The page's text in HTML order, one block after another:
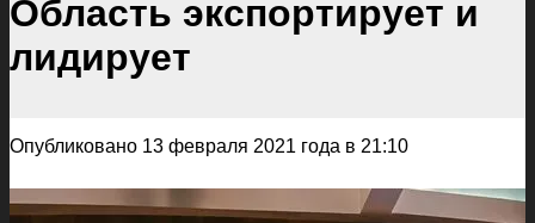
Область экспортирует и
лидирует
Опубликовано 13 февраля 2021 года в 21:10